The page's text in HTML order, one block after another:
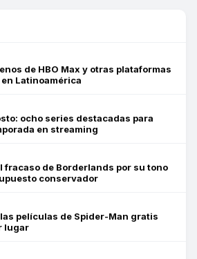
de HBO Max y otras plataformas
Latinoamérica
ocho series destacadas para
en streaming
fracaso de Borderlands por su tono
conservador
películas de Spider-Man gratis
lugar